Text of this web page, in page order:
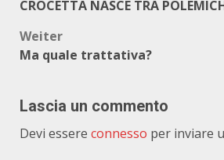
CROCETTA NASCE TRA
Weiter
Ma quale trattativa?
Lascia un commento
Devi essere connesso per inviare